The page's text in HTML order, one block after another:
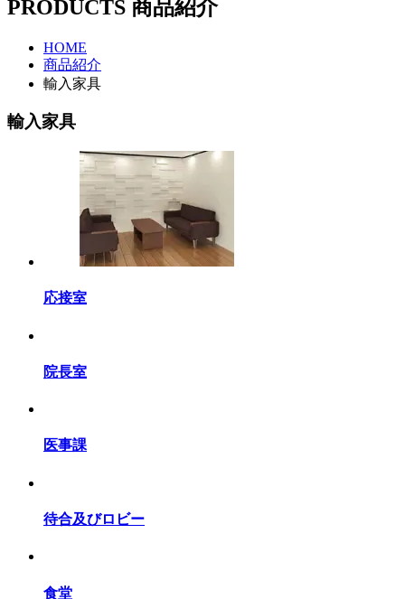
PRODUCTS 商品紹介
HOME
商品紹介
輸入家具
輸入家具
応接室
院長室
医事課
待合及びロビー
食堂